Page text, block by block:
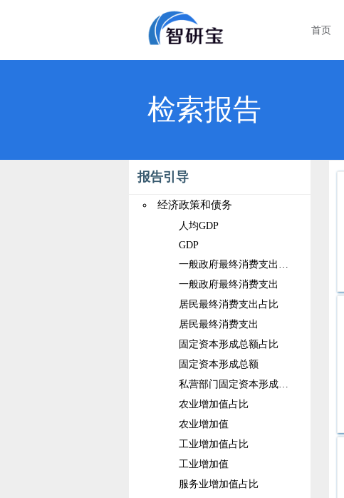
首页
检索报告
报告引导
经济政策和债务
人均GDP
GDP
一般政府最终消费支出占比
一般政府最终消费支出
居民最终消费支出占比
居民最终消费支出
固定资本形成总额占比
固定资本形成总额
私营部门固定资本形成总额
农业增加值占比
农业增加值
工业增加值占比
工业增加值
服务业增加值占比